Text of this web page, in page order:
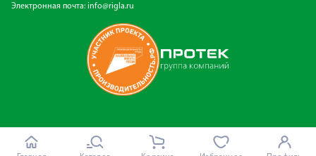
Электронная почта: info@rigla.ru